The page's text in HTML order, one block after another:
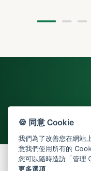
🍪 同意 Cookie
我們為了改善您在網站
意我們使用所有的
您可以隨時造訪「管理
更多選項